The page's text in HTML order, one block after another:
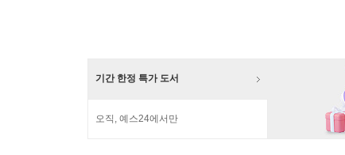
기간 한정 특가 도서
오직, 예스24에서만